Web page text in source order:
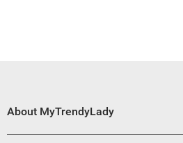
About MyTrendyLady